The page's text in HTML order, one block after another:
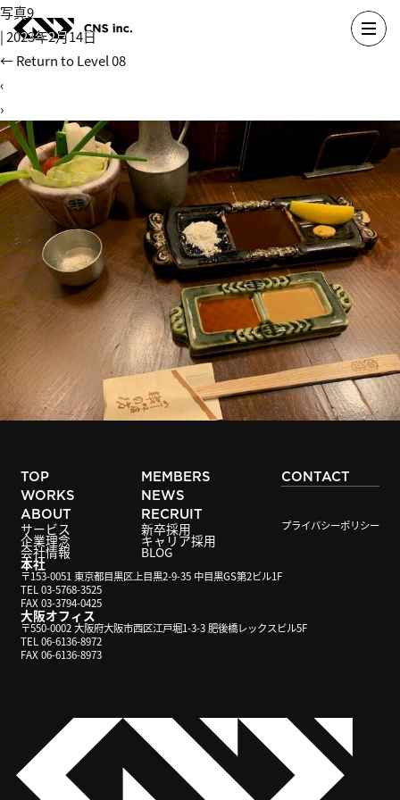
Skip
to
the
content
写真9
|2023年2月14日
←Return to Level 08
‹
›
本社
〒153-0051 東京都目黒区上目黒2-9-35 中目黒GS第2ビル1F
TEL 03-5768-3525
FAX 03-3794-0425
大阪オフィス
〒550-0002 大阪府大阪市西区江戸堀1-3-3 肥後橋レックスビル5F
TEL 06-6136-8972
FAX 06-6136-8973
TOP
WORKS
ABOUT
サービス
企業理念
会社情報
MEMBERS
NEWS
RECRUIT
新卒採用
キャリア採用
BLOG
CONTACT
プライバシーポリシー